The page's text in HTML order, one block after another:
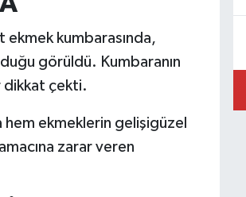
ekmek kumbarasında,
görüldü. Kumbaranın
dikkat çekti.
hem ekmeklerin gelişigüzel
zarar veren